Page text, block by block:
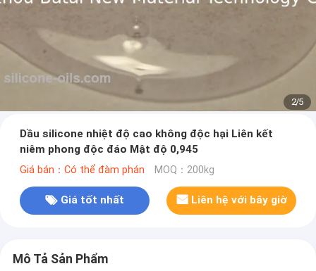
2/5
Dầu silicone nhiệt độ cao không độc hại Liên kết
niêm phong độc đáo Mật độ 0,945
Giá bán：Có thể đàm phán MOQ：200kg
Giá tốt nhất Liên hệ với bây giờ
Mô Tả Sản Phẩm